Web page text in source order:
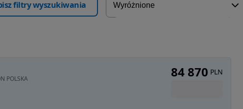
filtry wyszukiwania
POLSKA 84 870 PLN